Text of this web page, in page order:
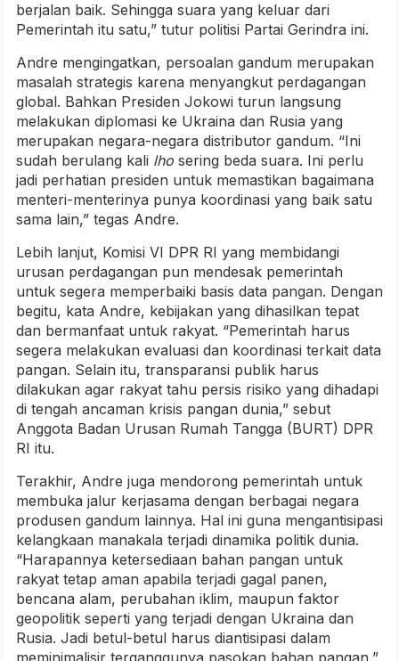
berjalan baik. Sehingga suara yang keluar dari
Pemerintah itu satu,” tutur politisi Partai Gerindra ini.
Andre mengingatkan, persoalan gandum merupakan
masalah strategis karena menyangkut perdagangan
global. Bahkan Presiden Jokowi turun langsung
melakukan diplomasi ke Ukraina dan Rusia yang
merupakan negara-negara distributor gandum. “Ini
sudah berulang kali lho sering beda suara. Ini perlu
jadi perhatian presiden untuk memastikan bagaimana
menteri-menterinya punya koordinasi yang baik satu
sama lain,” tegas Andre.
Lebih lanjut, Komisi VI DPR RI yang membidangi
urusan perdagangan pun mendesak pemerintah
untuk segera memperbaiki basis data pangan. Dengan
begitu, kata Andre, kebijakan yang dihasilkan tepat
dan bermanfaat untuk rakyat. “Pemerintah harus
segera melakukan evaluasi dan koordinasi terkait data
pangan. Selain itu, transparansi publik harus
dilakukan agar rakyat tahu persis risiko yang dihadapi
di tengah ancaman krisis pangan dunia,” sebut
Anggota Badan Urusan Rumah Tangga (BURT) DPR
RI itu.
Terakhir, Andre juga mendorong pemerintah untuk
membuka jalur kerjasama dengan berbagai negara
produsen gandum lainnya. Hal ini guna mengantisipasi
kelangkaan manakala terjadi dinamika politik dunia.
“Harapannya ketersediaan bahan pangan untuk
rakyat tetap aman apabila terjadi gagal panen,
bencana alam, perubahan iklim, maupun faktor
geopolitik seperti yang terjadi dengan Ukraina dan
Rusia. Jadi betul-betul harus diantisipasi dalam
meminimalisir terganggunya pasokan bahan pangan,”